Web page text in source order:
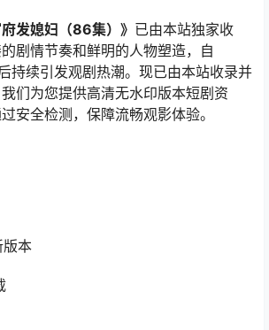
府发媳妇（86集）》 已由本站独家收
剧情节奏和鲜明的人物塑造，自
持续引发观剧热潮。现已由本站收录并
们为您提供高清无水印版本短剧资
安全检测，保障流畅观影体验。
本